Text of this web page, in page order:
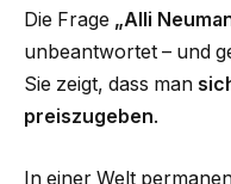
Die Frage „Alli
unbeantwortet – und
Sie zeigt, dass man
preiszugeben.
In einer Welt